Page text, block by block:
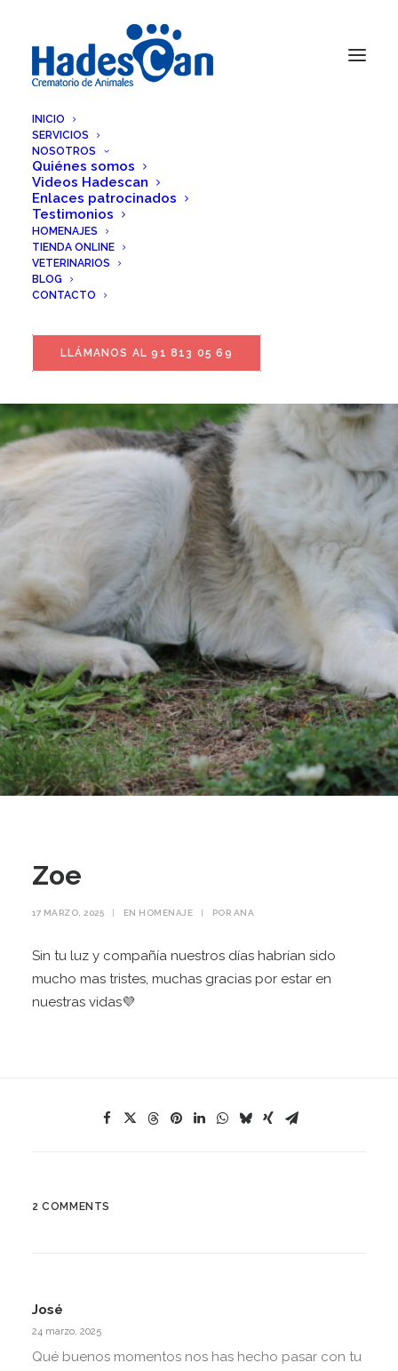
INICIO
SERVICIOS
NOSOTROS
Quiénes somos
Videos Hadescan
Enlaces patrocinados
Testimonios
HOMENAJES
TIENDA ONLINE
VETERINARIOS
BLOG
CONTACTO
LLÁMANOS AL 91 813 05 69
Zoe
17 MARZO, 2025 | EN HOMENAJE | POR ANA
Sin tu luz y compañía nuestros días habrían sido
mucho mas tristes, muchas gracias por estar en
nuestras vidas💜
2 COMMENTS
José
24 marzo, 2025
Qué buenos momentos nos has hecho pasar con tu